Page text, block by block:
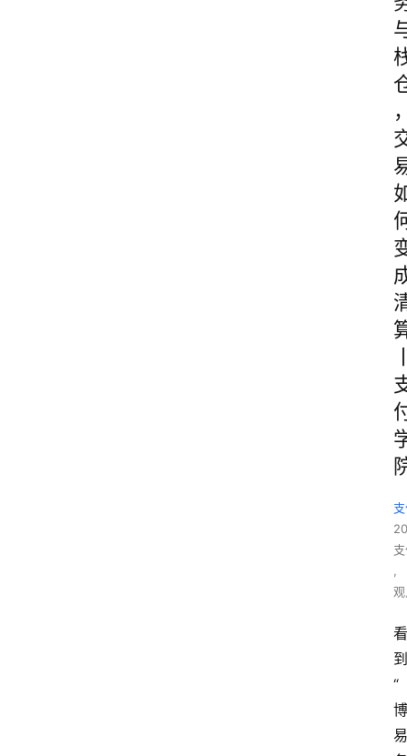
,
看
到
“
博
易